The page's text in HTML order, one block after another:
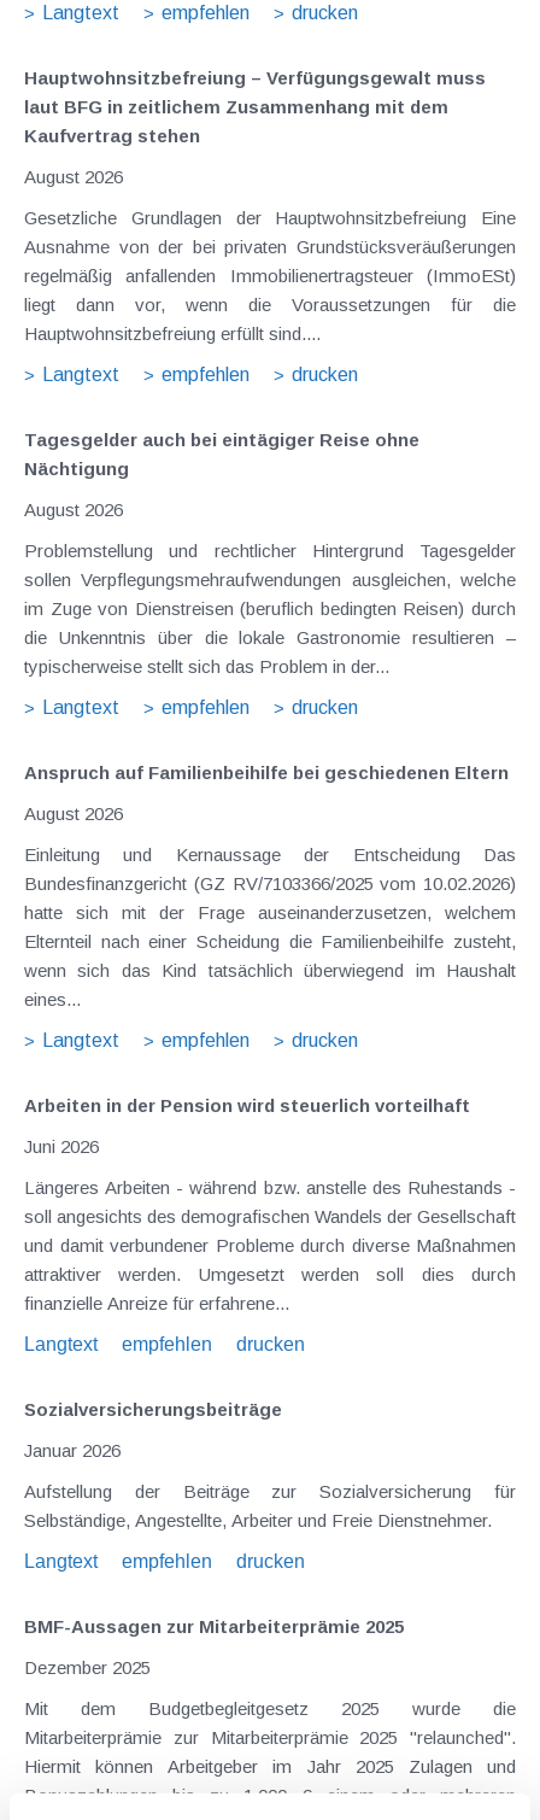
Langtext
empfehlen drucken
Hauptwohnsitz​­befreiung – Verfügungsgewalt muss
laut BFG in zeitlichem Zusammenhang mit dem
Kaufvertrag stehen
August 2026
Gesetzliche Grundlagen der Hauptwohnsitzbefreiung Eine
Ausnahme von der bei privaten Grundstücksveräußerungen
regelmäßig anfallenden Immobilienertragsteuer (ImmoESt)
liegt dann vor, wenn die Voraussetzungen für die
Hauptwohnsitzbefreiung erfüllt sind....
Langtext
empfehlen drucken
Tagesgelder auch bei eintägiger Reise ohne
Nächtigung
August 2026
Problemstellung und rechtlicher Hintergrund Tagesgelder
sollen Verpflegungsmehraufwendungen ausgleichen, welche
im Zuge von Dienstreisen (beruflich bedingten Reisen) durch
die Unkenntnis über die lokale Gastronomie resultieren –
typischerweise stellt sich das Problem in der...
Langtext
empfehlen drucken
Anspruch auf Familienbeihilfe bei geschiedenen Eltern
August 2026
Einleitung und Kernaussage der Entscheidung Das
Bundesfinanzgericht (GZ RV/7103366/2025 vom 10.02.2026)
hatte sich mit der Frage auseinanderzusetzen, welchem
Elternteil nach einer Scheidung die Familienbeihilfe zusteht,
wenn sich das Kind tatsächlich überwiegend im Haushalt
eines...
Langtext
empfehlen drucken
Arbeiten in der Pension wird steuerlich vorteilhaft
Juni 2026
Längeres Arbeiten - während bzw. anstelle des Ruhestands -
soll angesichts des demografischen Wandels der Gesellschaft
und damit verbundener Probleme durch diverse Maßnahmen
attraktiver werden. Umgesetzt werden soll dies durch
finanzielle Anreize für erfahrene...
Langtext
empfehlen drucken
Sozialversicherungsbeiträge
Januar 2026
Aufstellung der Beiträge zur Sozialversicherung für
Selbständige, Angestellte, Arbeiter und Freie Dienstnehmer.
Langtext
empfehlen drucken
BMF-Aussagen zur Mitarbeiter­prämie 2025
Dezember 2025
Mit dem Budgetbegleitgesetz 2025 wurde die
Mitarbeiterprämie zur Mitarbeiterprämie 2025 "relaunched".
Hiermit können Arbeitgeber im Jahr 2025 Zulagen und
Bonuszahlungen bis zu 1.000 € einem oder mehreren